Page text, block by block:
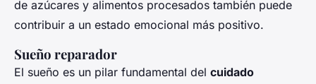
de azúcares y alimentos procesados también puede
contribuir a un estado emocional más positivo.
Sueño reparador
El sueño es un pilar fundamental del cuidado